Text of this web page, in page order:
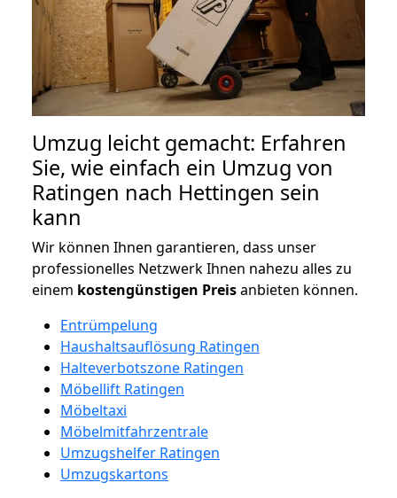
Umzug leicht gemacht: Erfahren
Sie, wie einfach ein Umzug von
Ratingen nach Hettingen sein
kann
Wir können Ihnen garantieren, dass unser
professionelles Netzwerk Ihnen nahezu alles zu
einem kostengünstigen Preisanbieten können.
Entrümpelung
Haushaltsauflösung Ratingen
Halteverbotszone Ratingen
Möbellift Ratingen
Möbeltaxi
Möbelmitfahrzentrale
Umzugshelfer Ratingen
Umzugskartons